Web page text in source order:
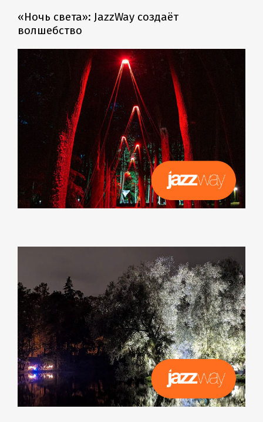
«Ночь света»: JazzWay создаёт
волшебство